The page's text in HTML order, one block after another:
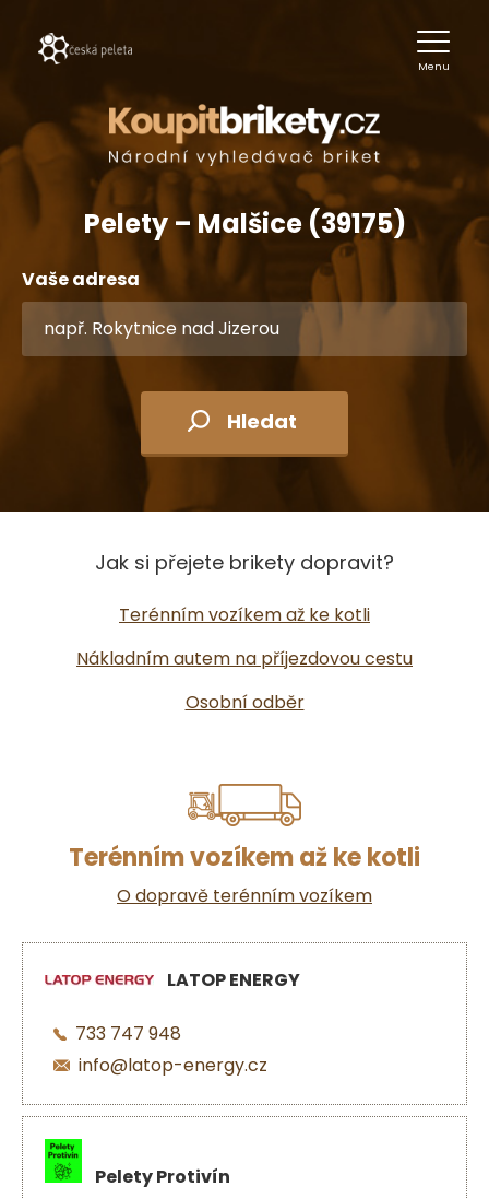
Menu
Pelety – Malšice (39175)
Vaše adresa
Hledat
Jak si přejete brikety dopravit?
Terénním vozíkem až ke kotli
Nákladním autem na příjezdovou cestu
Osobní odběr
Terénním vozíkem až ke kotli
O dopravě terénním vozíkem
LATOP ENERGY
733 747 948
info@latop-energy.cz
Pelety Protivín